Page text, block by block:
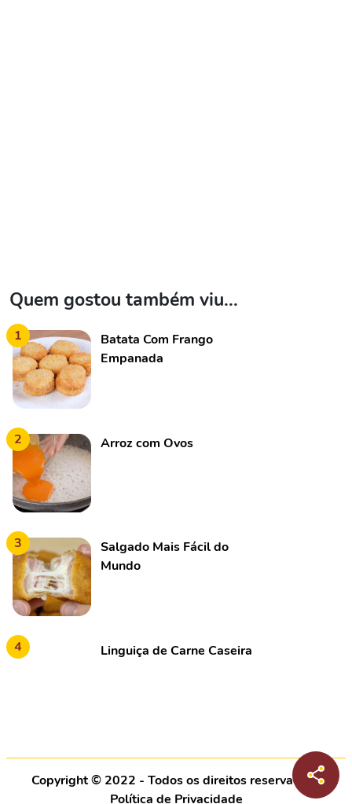
Quem gostou também viu...
1
Batata Com Frango
Empanada
2 Arroz com Ovos
3
Salgado Mais Fácil do
Mundo
4 Linguiça de Carne Caseira
Copyright © 2022 - Todos os direitos reservados |
Política de Privacidade